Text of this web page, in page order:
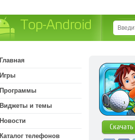
Скачать
Главная
Игры
Программы
Виджеты и темы
Новости
Каталог телефонов